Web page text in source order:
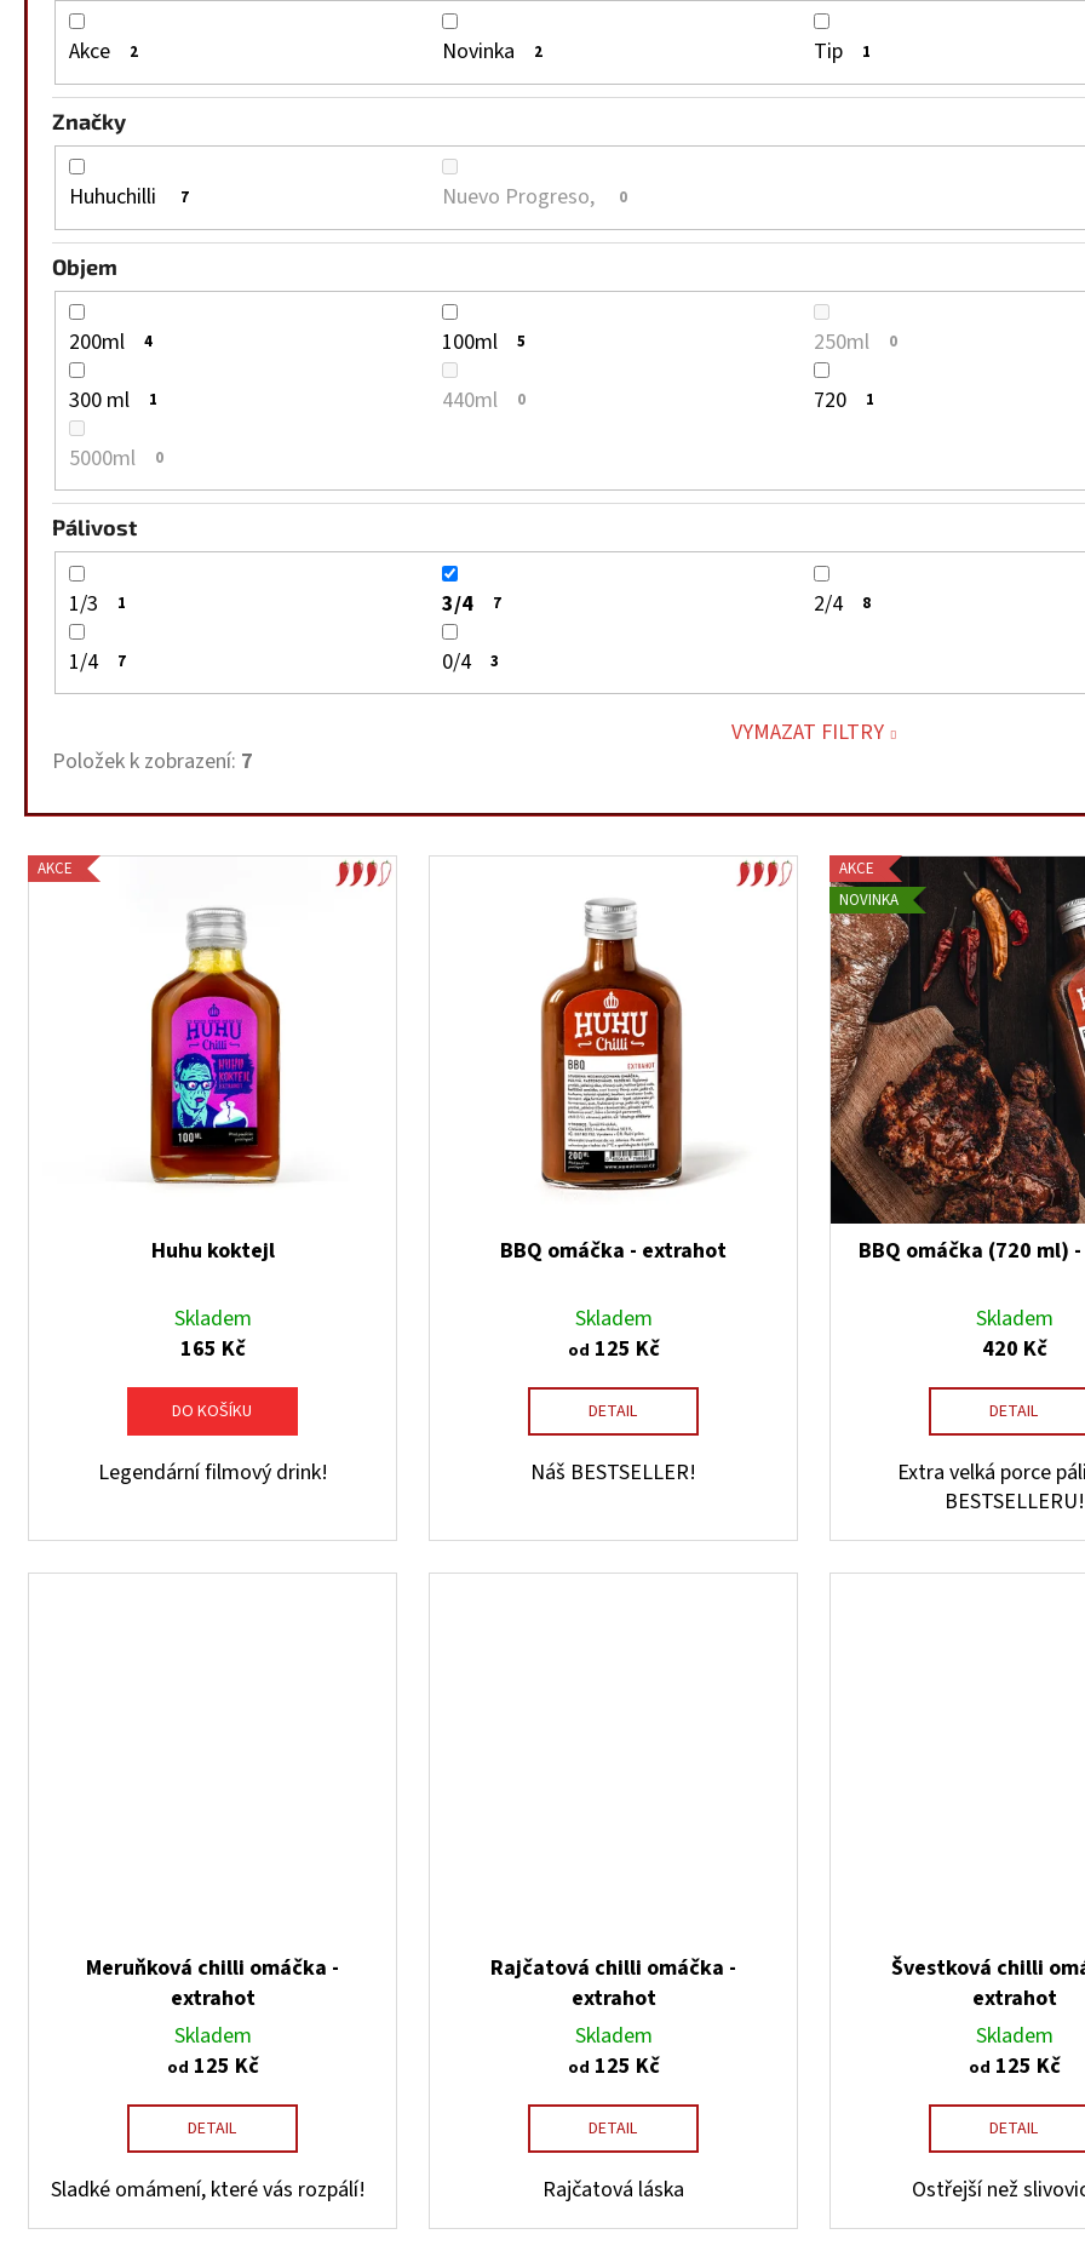
Akce 2 Novinka 2 Tip 1
Značky
Huhuchilli 7 Nuevo Progreso, 0
Objem
200ml 4 100ml 5 250ml 0
300 ml 1 440ml 0 720 1
5000ml 0
Pálivost
1/3 1 3/4 7 2/4 8
1/4 7 0/4 3
VYMAZAT FILTRY
Položek k zobrazení: 7
V
ýAKCE
Huhu koktejl
Skladem
165 Kč
DO KOŠÍKU
Legendární filmový drink!
BBQ omáčka - extrahot
Skladem
od 125 Kč
DETAIL
Náš BESTSELLER!
AKCE
NOVINKA
BBQ omáčka (720 ml)
Skladem
420 Kč
DETAIL
Extra velká porce
BESTSELLERU!
Meruňková chilli omáčka -
extrahot
Skladem
od 125 Kč
DETAIL
Sladké omámení, které vás rozpálí!
Rajčatová chilli omáčka -
extrahot
Skladem
od 125 Kč
DETAIL
Rajčatová láska
Švestková chilli
extrahot
Skladem
od 125 Kč
DETAIL
Ostřejší než